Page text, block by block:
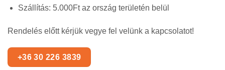
Szállítás: 5.000Ft az ország területén belül
Rendelés előtt kérjük vegye fel velünk a kapcsolatot!